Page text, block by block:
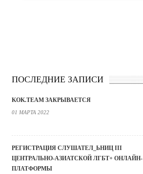
ПОСЛЕДНИЕ ЗАПИСИ
KOK.TEAM ЗАКРЫВАЕТСЯ
01 МАРТА 2022
РЕГИСТРАЦИЯ СЛУШАТЕЛ_ЬНИЦ III
ЦЕНТРАЛЬНО-АЗИАТСКОЙ ЛГБТ+ ОНЛАЙН-
ПЛАТФОРМЫ